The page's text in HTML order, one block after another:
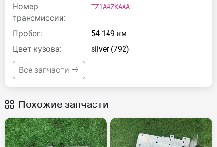
Номер
трансмиссии:
TZ1A4ZKAAA
Пробег:
54 149 км
Цвет кузова:
silver (792)
Все запчасти
Похожие запчасти